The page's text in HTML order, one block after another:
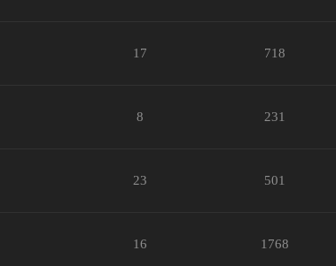
17 718
8 231
23 501
16 1768